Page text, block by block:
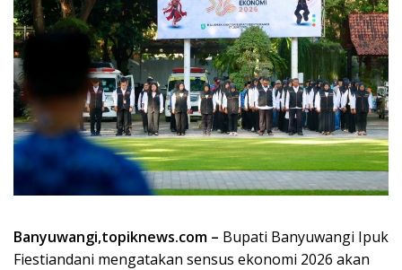
Banyuwangi,topiknews.com – Bupati Banyuwangi Ipuk
Fiestiandani mengatakan sensus ekonomi 2026 akan